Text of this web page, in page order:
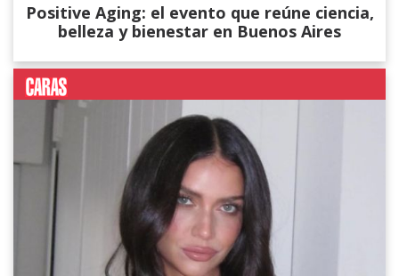
Positive Aging: el evento que reúne ciencia,
belleza y bienestar en Buenos Aires